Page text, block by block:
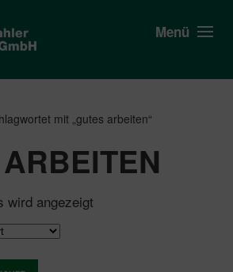
Menü
mit „gutes arbeiten“
wird angezeigt